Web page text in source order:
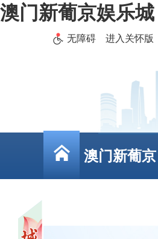
澳门新葡京娱乐城
无障碍 进入关怀版
澳门新葡京